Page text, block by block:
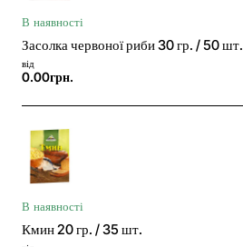
В наявності
Засолка червоної риби 30 гр. / 50 шт.
від
0.00грн.
В наявності
Кмин 20 гр. / 35 шт.